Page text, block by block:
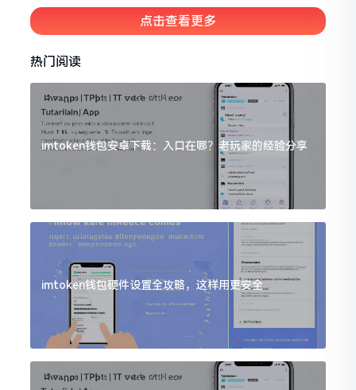
感受产生些许困惑。
点击查看更多
热门阅读
imtoken钱包安卓下载：入口在哪？老玩家的经验分享
imtoken钱包硬件设置全攻略，这样用更安全